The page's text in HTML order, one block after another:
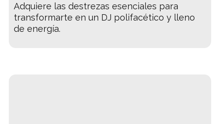
Adquiere las destrezas esenciales para
transformarte en un DJ polifacético y lleno
de energía.